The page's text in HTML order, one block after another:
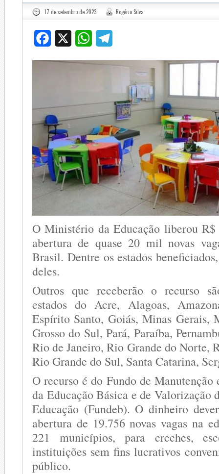
17 de setembro de 2023 Rogério Silva
Facebook WhatsApp
O Ministério da Educação liberou
abertura de quase 20 mil novas
Brasil. Dentre os estados
deles.
Outros que receberão o recurso
estados do Acre, Alagoas,
Espírito Santo, Goiás, Minas Gerais,
Grosso do Sul, Pará, Paraíba,
Rio de Janeiro, Rio Grande do Norte,
Rio Grande do Sul, Santa Catarina,
O recurso é do Fundo de Manutenção
da Educação Básica e de Valorização
Educação (Fundeb). O dinheiro
abertura de 19.756 novas vagas na
221 municípios, para creches,
instituições sem fins lucrativos
público.